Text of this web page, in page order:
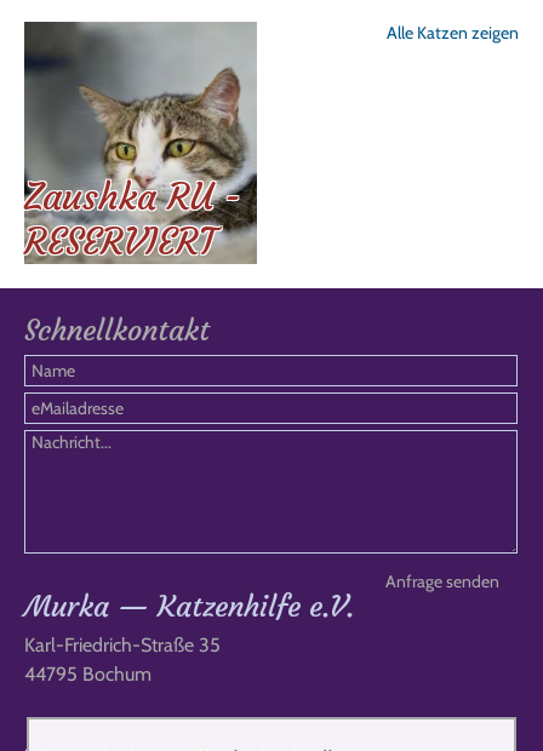
Zaushka RU -
RESERVIERT
Alle Katzen zeigen
Schnellkontakt
Murka — Katzenhilfe e.V.
Karl-Friedrich-Straße 35
44795 Bochum